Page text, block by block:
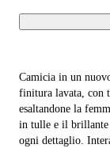
Camicia in un
finitura lavata, con
esaltandone la
in tulle e il brillante
ogni dettaglio.